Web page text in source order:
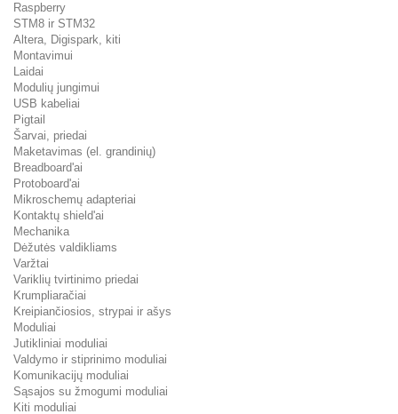
Raspberry
STM8 ir STM32
Altera, Digispark, kiti
Montavimui
Laidai
Modulių jungimui
USB kabeliai
Pigtail
Šarvai, priedai
Maketavimas (el. grandinių)
Breadboard'ai
Protoboard'ai
Mikroschemų adapteriai
Kontaktų shield'ai
Mechanika
Dėžutės valdikliams
Varžtai
Variklių tvirtinimo priedai
Krumpliaračiai
Kreipiančiosios, strypai ir ašys
Moduliai
Jutikliniai moduliai
Valdymo ir stiprinimo moduliai
Komunikacijų moduliai
Sąsajos su žmogumi moduliai
Kiti moduliai